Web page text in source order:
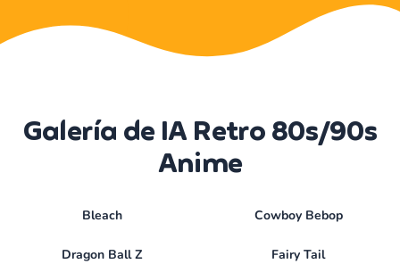
Galería de IA Retro 80s/90s
Anime
Bleach Cowboy Bebop
Dragon Ball Z Fairy Tail